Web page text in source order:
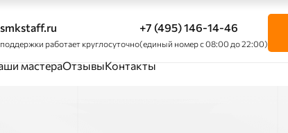
работает круглосуточно
+7 (495) 146-14-46
(единый номер с 08:00 до 22:00)
мастераОтзывыКонтакты